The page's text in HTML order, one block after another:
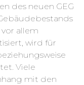
des neuen GEG
vor allem
wird für
Viele
mit den